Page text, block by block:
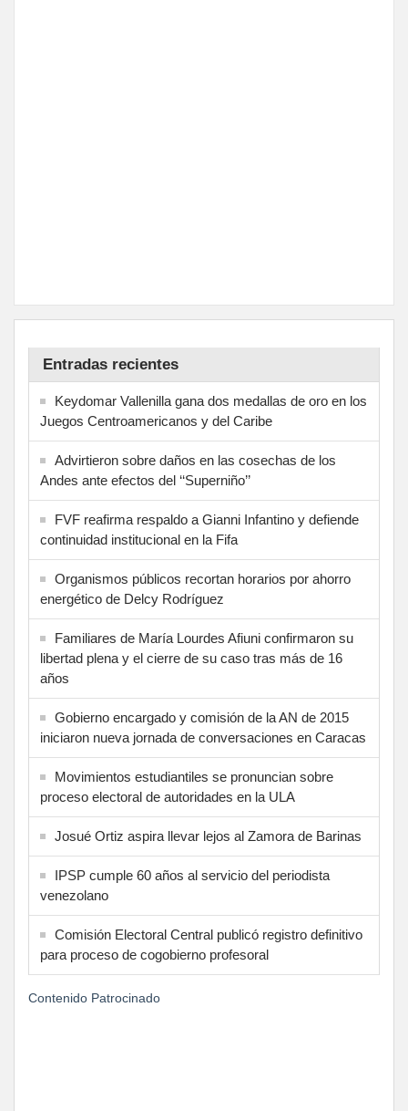
Entradas recientes
Keydomar Vallenilla gana dos medallas de oro en los
Juegos Centroamericanos y del Caribe
Advirtieron sobre daños en las cosechas de los
Andes ante efectos del ‘‘Superniño’’
FVF reafirma respaldo a Gianni Infantino y defiende
continuidad institucional en la Fifa
Organismos públicos recortan horarios por ahorro
energético de Delcy Rodríguez
Familiares de María Lourdes Afiuni confirmaron su
libertad plena y el cierre de su caso tras más de 16
años
Gobierno encargado y comisión de la AN de 2015
iniciaron nueva jornada de conversaciones en Caracas
Movimientos estudiantiles se pronuncian sobre
proceso electoral de autoridades en la ULA
Josué Ortiz aspira llevar lejos al Zamora de Barinas
IPSP cumple 60 años al servicio del periodista
venezolano
Comisión Electoral Central publicó registro definitivo
para proceso de cogobierno profesoral
Contenido Patrocinado